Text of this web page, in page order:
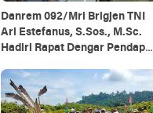
Danrem 092/Mrl Brigjen TNI
Ari Estefanus, S.Sos., M.Sc.
Hadiri Rapat Dengar Pendapat
Kalimantan Utara